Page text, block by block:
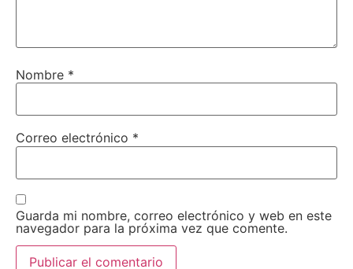
Nombre *
Correo electrónico *
Guarda mi nombre, correo electrónico y web en este
navegador para la próxima vez que comente.